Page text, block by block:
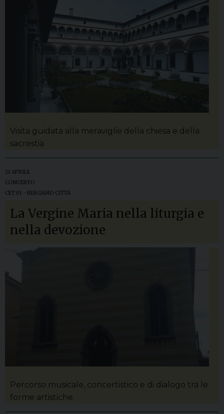
Visita guidata alla meraviglie della chiesa e della
sacrestia
21 APRILE
CONCERTO
CET 01 - BERGAMO CITTÀ
La Vergine Maria nella liturgia e
nella devozione
Percorso musicale, concertistico e di dialogo tra le
forme artistiche.